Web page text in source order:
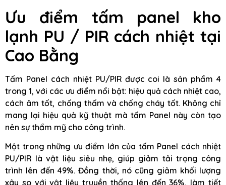
Ưu điểm tấm panel kho
lạnh PU / PIR cách nhiệt tại
Cao Bằng
Tấm Panel cách nhiệt PU/PIR được coi là sản phẩm 4
trong 1, với các ưu điểm nổi bật: hiệu quả cách nhiệt cao,
cách âm tốt, chống thấm và chống cháy tốt. Không chỉ
mang lại hiệu quả kỹ thuật mà tấm Panel này còn tạo
nên sự thẩm mỹ cho công trình.
Một trong những ưu điểm lớn của tấm Panel cách nhiệt
PU/PIR là vật liệu siêu nhẹ, giúp giảm tải trọng công
trình lên đến 49%. Đồng thời, nó cũng giảm khối lượng
xây so với vật liệu truyền thống lên đến 36%, làm tiết